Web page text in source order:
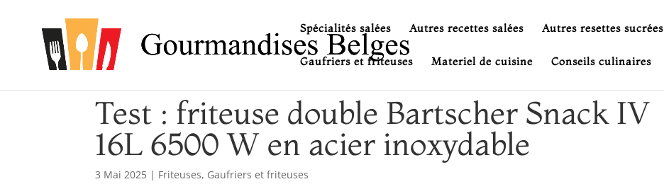
Spécialités salées Autres recettes salées Autres resettes sucrées
Gaufriers et friteuses Materiel de cuisine Conseils culinaires
Test : friteuse double Bartscher Snack IV
16L 6500 W en acier inoxydable
3 Mai 2025 | Friteuses, Gaufriers et friteuses